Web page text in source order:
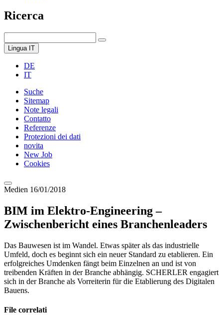
Ricerca
Lingua IT
DE
IT
Suche
Sitemap
Note legali
Contatto
Referenze
Protezioni dei dati
novita
New Job
Cookies
Medien 16/01/2018
BIM im Elektro-Engineering –
Zwischenbericht eines Branchenleaders
Das Bauwesen ist im Wandel. Etwas später als das industrielle
Umfeld, doch es beginnt sich ein neuer Standard zu etablieren. Ein
erfolgreiches Umdenken fängt beim Einzelnen an und ist von
treibenden Kräften in der Branche abhängig. SCHERLER engagiert
sich in der Branche als Vorreiterin für die Etablierung des Digitalen
Bauens.
File correlati